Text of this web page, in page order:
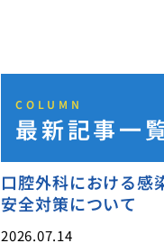
COLUMN
最新記事一
口腔外科における感
安全対策について
2026.07.14